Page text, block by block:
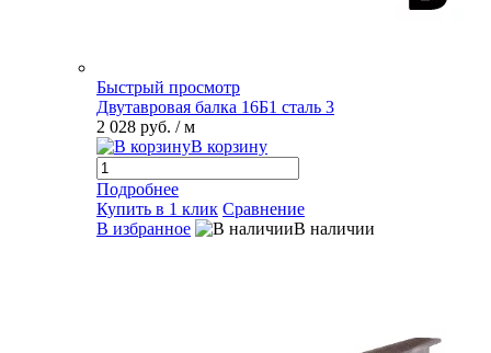
Быстрый просмотр
Двутавровая балка 16Б1 сталь 3
2 028 руб. / м
В корзину
Подробнее
Купить в 1 клик Сравнение
В избранное
В наличии